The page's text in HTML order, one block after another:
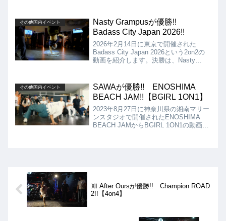
その他国内イベント
Nasty Grampusが優勝!!
Badass City Japan 2026!!
2026年2月14日に東京で開催された
Badass City Japan 2026という2on2の
動画を紹介します。決勝は、Nasty
Nasty Grampusが優勝となりました!!
その他国内イベント
SAWAが優勝!! ENOSHIMA
BEACH JAM!!【BGIRL 1ON1】
2023年8月27日に神奈川県の湘南マリー
ンスタジオで開催されたENOSHIMA
BEACH JAMからBGIRL 1ON1の動画を
Ⅻ After Oursが優勝!! Champion ROAD
2!!【4on4】